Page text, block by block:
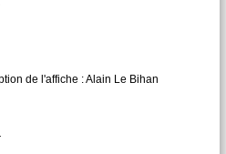
de l'affiche : Alain Le Bihan